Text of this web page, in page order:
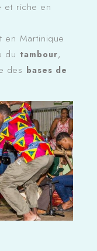
et riche en
en Martinique
du tambour,
des bases de